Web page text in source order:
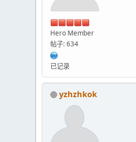
Hero Member
帖子: 634
已记录
yzhzhkok